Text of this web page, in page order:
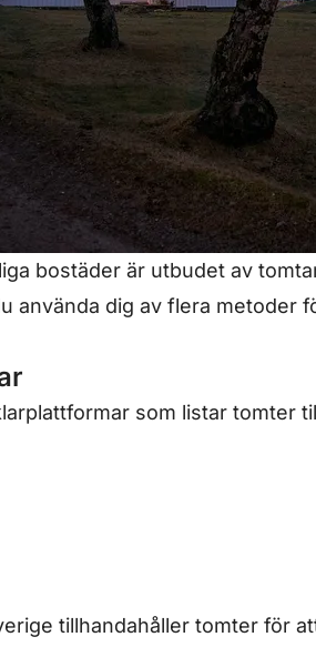
bostäder är utbudet av
använda dig av flera metoder
som listar tomter
tillhandahåller tomter för